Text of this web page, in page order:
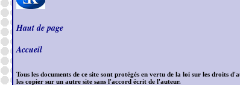
Haut de page
Accueil
Tous les documents de ce site sont protégés en vertu de la loi sur les droits
les copier sur un autre site sans l'accord écrit de l'auteur.